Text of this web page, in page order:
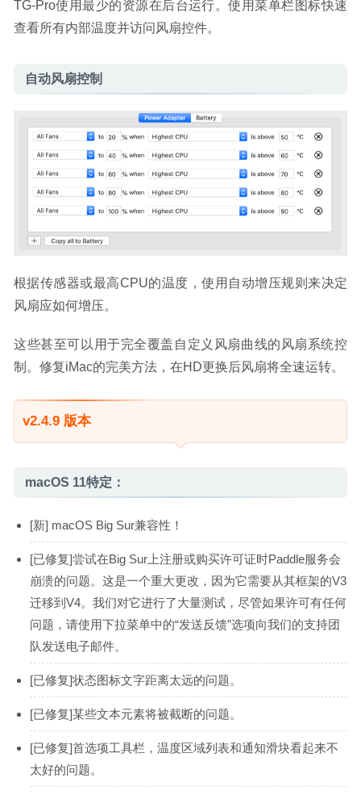
TG-Pro使用最少的资源在后台运行。使用菜单栏图标快速
查看所有内部温度并访问风扇控件。
自动风扇控制
根据传感器或最高CPU的温度，使用自动增压规则来决定
风扇应如何增压。
这些甚至可以用于完全覆盖自定义风扇曲线的风扇系统控
制。修复iMac的完美方法，在HD更换后风扇将全速运转。
v2.4.9 版本
macOS 11特定：
[新] macOS Big Sur兼容性！
[已修复]尝试在Big Sur上注册或购买许可证时Paddle服务会
崩溃的问题。这是一个重大更改，因为它需要从其框架的V3
迁移到V4。我们对它进行了大量测试，尽管如果许可有任何
问题，请使用下拉菜单中的“发送反馈”选项向我们的支持团
队发送电子邮件。
[已修复]状态图标文字距离太远的问题。
[已修复]某些文本元素将被截断的问题。
[已修复]首选项工具栏，温度区域列表和通知滑块看起来不
太好的问题。